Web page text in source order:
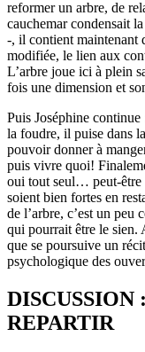
reformer un arbre, de
cauchemar condensait
-, il contient maintenant
modifiée, le lien aux
L’arbre joue ici à plein
fois une dimension et
Puis Joséphine continue
la foudre, il puise dans
pouvoir donner à
puis vivre quoi!
oui tout seul… peut-être
soient bien fortes en
de l’arbre, c’est un peu
qui pourrait être le sien.
que se poursuive un
psychologique des
DISCUSSION
REPARTIR